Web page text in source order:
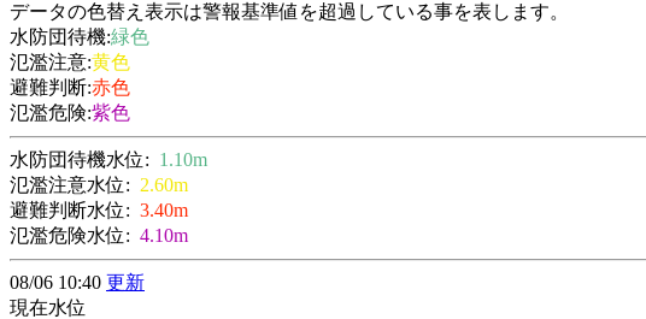
データの色替え表示は警報基準値を超過している事を表します。
水防団待機:緑色
氾濫注意:黄色
避難判断:赤色
氾濫危険:紫色
水防団待機水位: 1.10m
氾濫注意水位: 2.60m
避難判断水位: 3.40m
氾濫危険水位: 4.10m
08/06 10:40 更新
現在水位